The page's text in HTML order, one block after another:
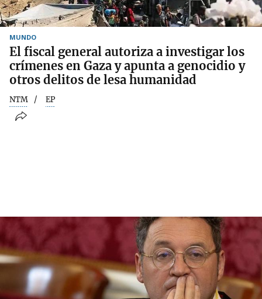
MUNDO
El fiscal general autoriza a investigar los
crímenes en Gaza y apunta a genocidio y
otros delitos de lesa humanidad
NTM EP